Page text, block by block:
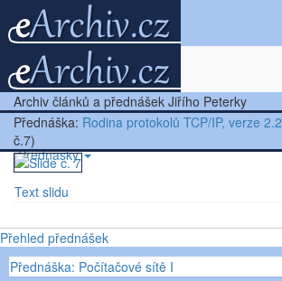
Nejnovější články
Další články
Přednášky
Ostatní
Archiv článků a přednášek Jiřího Peterky
Přednáška: Rodina protokolů TCP/IP, verze 2.2
č.7)
Text slidu
Přehled přednášek
Přednáška: Počítačové sítě I